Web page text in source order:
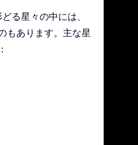
る星々の中には、
もあります。主な星